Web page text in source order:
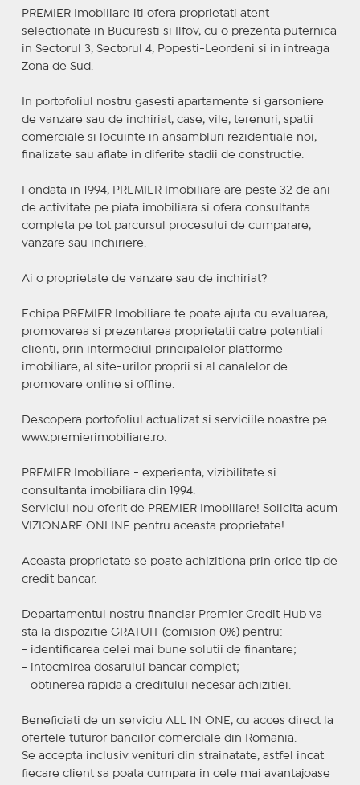
PREMIER Imobiliare iti ofera proprietati atent
selectionate in Bucuresti si Ilfov, cu o prezenta puternica
in Sectorul 3, Sectorul 4, Popesti-Leordeni si in intreaga
Zona de Sud.
In portofoliul nostru gasesti apartamente si garsoniere
de vanzare sau de inchiriat, case, vile, terenuri, spatii
comerciale si locuinte in ansambluri rezidentiale noi,
finalizate sau aflate in diferite stadii de constructie.
Fondata in 1994, PREMIER Imobiliare are peste 32 de ani
de activitate pe piata imobiliara si ofera consultanta
completa pe tot parcursul procesului de cumparare,
vanzare sau inchiriere.
Ai o proprietate de vanzare sau de inchiriat?
Echipa PREMIER Imobiliare te poate ajuta cu evaluarea,
promovarea si prezentarea proprietatii catre potentiali
clienti, prin intermediul principalelor platforme
imobiliare, al site-urilor proprii si al canalelor de
promovare online si offline.
Descopera portofoliul actualizat si serviciile noastre pe
www.premierimobiliare.ro.
PREMIER Imobiliare - experienta, vizibilitate si
consultanta imobiliara din 1994.
Serviciul nou oferit de PREMIER Imobiliare! Solicita acum
VIZIONARE ONLINE pentru aceasta proprietate!
Aceasta proprietate se poate achizitiona prin orice tip de
credit bancar.
Departamentul nostru financiar Premier Credit Hub va
sta la dispozitie GRATUIT (comision 0%) pentru:
- identificarea celei mai bune solutii de finantare;
- intocmirea dosarului bancar complet;
- obtinerea rapida a creditului necesar achizitiei.
Beneficiati de un serviciu ALL IN ONE, cu acces direct la
ofertele tuturor bancilor comerciale din Romania.
Se accepta inclusiv venituri din strainatate, astfel incat
fiecare client sa poata cumpara in cele mai avantajoase